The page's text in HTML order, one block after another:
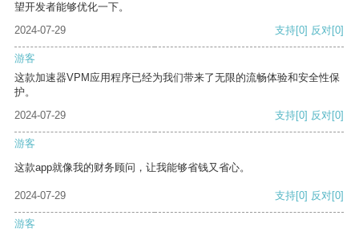
望开发者能够优化一下。
2024-07-29
支持[0] 反对[0]
游客
这款加速器VPM应用程序已经为我们带来了无限的流畅体验和安全性保
护。
2024-07-29
支持[0] 反对[0]
游客
这款app就像我的财务顾问，让我能够省钱又省心。
2024-07-29 支持[0] 反对[0]
游客